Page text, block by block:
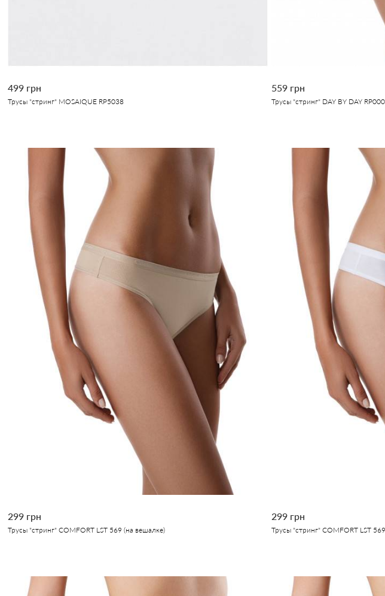
499 грн
Трусы "стринг" MOSAIQUE RP5038
559 грн
Трусы "стринг" DAY BY DAY
299 грн
Трусы "стринг" COMFORT LST 569 (на вешалке)
299 грн
Трусы "стринг" COMFORT LST